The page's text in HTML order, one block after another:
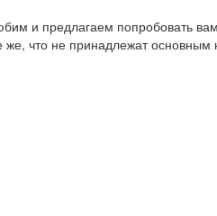
и предлагаем попробовать
что не принадлежат основным